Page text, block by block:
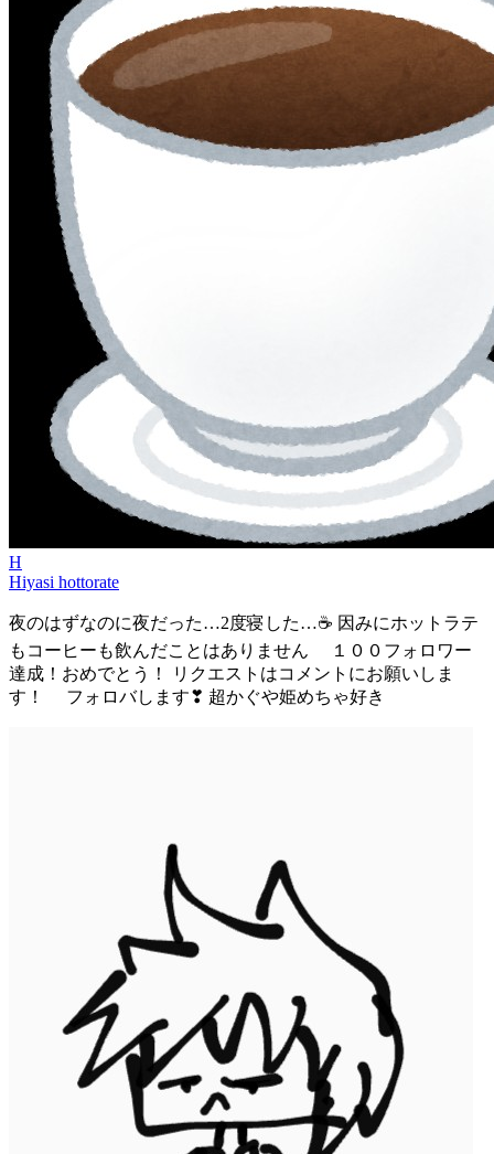
H
Hiyasi hottorate
夜のはずなのに夜だった…2度寝した…☕ 因みにホットラテ
もコーヒーも飲んだことはありません １００フォロワー
達成！おめでとう！ リクエストはコメントにお願いしま
す！ フォロバします❣ 超かぐや姫めちゃ好き